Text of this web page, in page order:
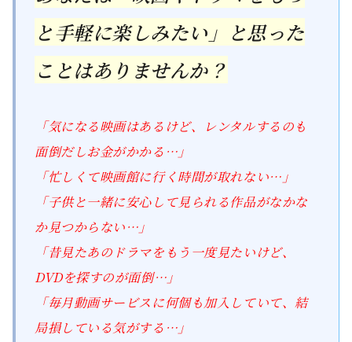
と手軽に楽しみたい」と思った
ことはありませんか？
「気になる映画はあるけど、レンタルするのも
面倒だしお金がかかる…」
「忙しくて映画館に行く時間が取れない…」
「子供と一緒に安心して見られる作品がなかな
か見つからない…」
「昔見たあのドラマをもう一度見たいけど、
DVDを探すのが面倒…」
「毎月動画サービスに何個も加入していて、結
局損している気がする…」